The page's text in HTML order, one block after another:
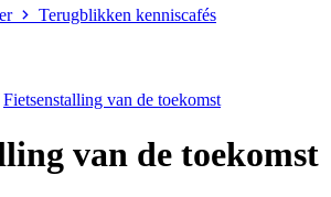
Terugblikken kenniscafés
Fietsenstalling van de toekomst
van de toekomst